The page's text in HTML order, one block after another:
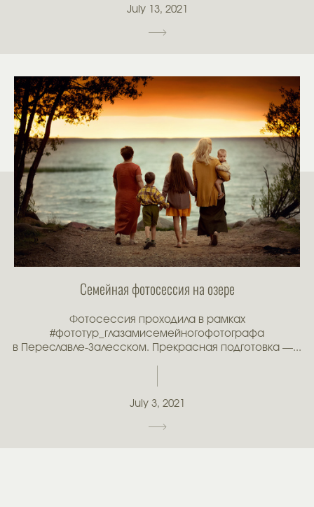
July 13, 2021
Семейная фотосессия на озере
Фотосессия проходила в рамках
#фототур_глазамисемейногофотографа
в Переславле-Залесском. Прекрасная подготовка —...
July 3, 2021